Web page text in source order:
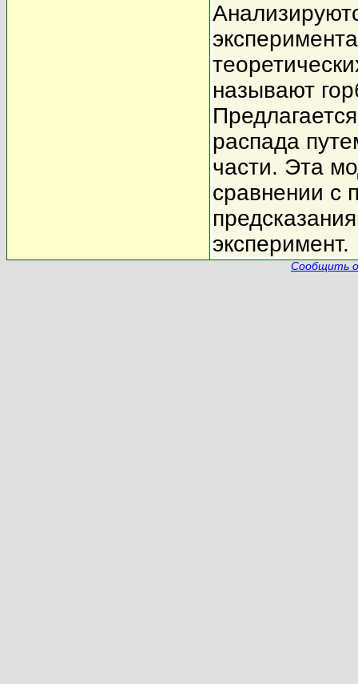
называют
распада
части. Эта
сравнении с
эксперимент.
Сообщить о